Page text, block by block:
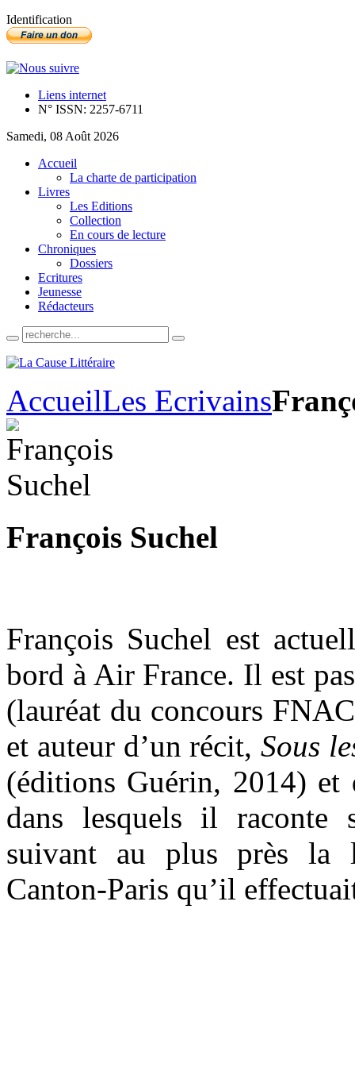
Identification
Liens internet
N° ISSN: 2257-6711
Samedi, 08 Août 2026
Accueil
La charte de participation
Livres
Les Editions
Collection
En cours de lecture
Chroniques
Dossiers
Ecritures
Jeunesse
Rédacteurs
AccueilLes Ecrivains
François Suchel
François Suchel est
bord à Air France. Il est
(lauréat du concours
et auteur d’un récit, Sous
(éditions Guérin, 2014)
dans lesquels il
suivant au plus près la
Canton-Paris qu’il